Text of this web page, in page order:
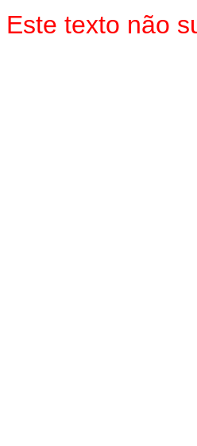
Este texto não